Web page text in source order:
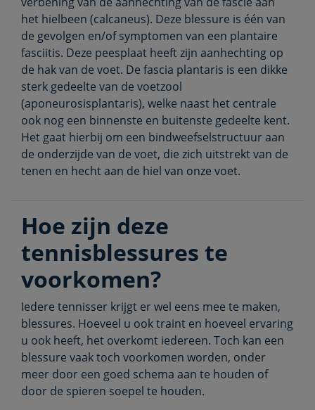
het hielbeen (calcaneus). Deze blessure is één van
de gevolgen en/of symptomen van een plantaire
fasciitis. Deze peesplaat heeft zijn aanhechting op
de hak van de voet. De fascia plantaris is een dikke
sterk gedeelte van de voetzool
(aponeurosisplantaris), welke naast het centrale
ook nog een binnenste en buitenste gedeelte kent.
Het gaat hierbij om een bindweefselstructuur aan
de onderzijde van de voet, die zich uitstrekt van de
tenen en hecht aan de hiel van onze voet.
Hoe zijn deze
tennisblessures te
voorkomen?
Iedere tennisser krijgt er wel eens mee te maken,
blessures. Hoeveel u ook traint en hoeveel ervaring
u ook heeft, het overkomt iedereen. Toch kan een
blessure vaak toch voorkomen worden, onder
meer door een goed schema aan te houden of
door de spieren soepel te houden.